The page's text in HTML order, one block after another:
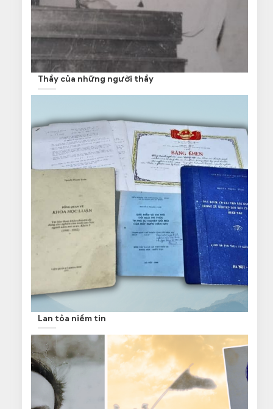
Thầy của những người thầy
Lan tỏa niềm tin